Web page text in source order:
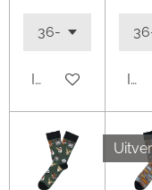
In winkelwagenIn